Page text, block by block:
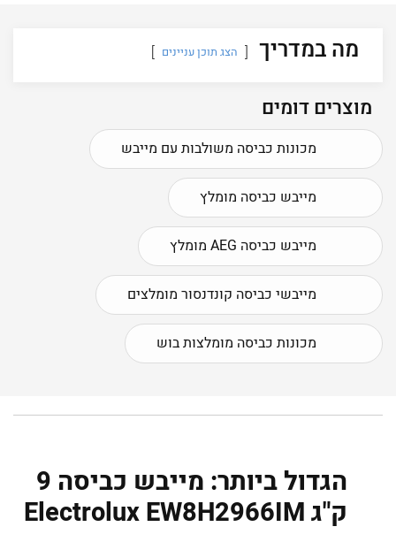
מה במדריך הצג תוכן עניינים
מוצרים דומים
מכונות כביסה משולבות עם מייבש
מייבש כביסה מומלץ
מייבש כביסה AEG מומלץ
מייבשי כביסה קונדנסור מומלצים
מכונות כביסה מומלצות בוש
הגדול ביותר: מייבש כביסה 9
‏ק"ג Electrolux EW8H2966IM ‏